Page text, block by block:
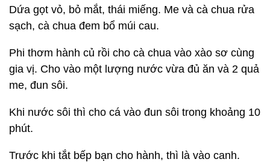
Dứa gọt vỏ, bỏ mắt, thái miếng. Me và cà chua rửa
sạch, cà chua đem bổ múi cau.
Phi thơm hành củ rồi cho cà chua vào xào sơ cùng
gia vị. Cho vào một lượng nước vừa đủ ăn và 2 quả
me, đun sôi.
Khi nước sôi thì cho cá vào đun sôi trong khoảng 10
phút.
Trước khi tắt bếp bạn cho hành, thì là vào canh.